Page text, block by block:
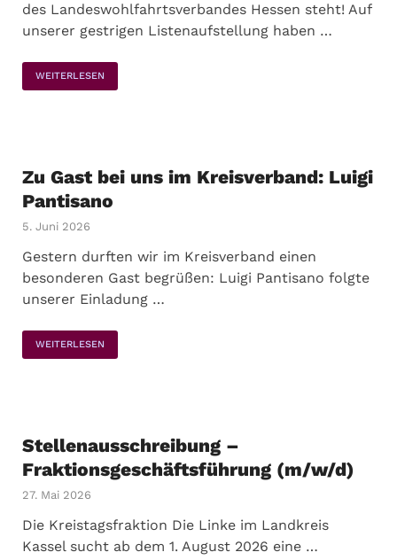
des Landeswohlfahrtsverbandes Hessen steht! Auf
unserer gestrigen Listenaufstellung haben …
WEITERLESEN
Zu Gast bei uns im Kreisverband: Luigi
Pantisano
5. Juni 2026
Gestern durften wir im Kreisverband einen
besonderen Gast begrüßen: Luigi Pantisano folgte
unserer Einladung …
WEITERLESEN
Stellenausschreibung –
Fraktionsgeschäftsführung (m/w/d)
27. Mai 2026
Die Kreistagsfraktion Die Linke im Landkreis
Kassel sucht ab dem 1. August 2026 eine …